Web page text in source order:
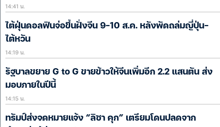
14:41 น.
ไต้ฝุ่นดอลฟินจ่อขึ้นฝั่งจีน 9-10 ส.ค. หลังพัดถล่มญี่ปุ่น-
ไต้หวัน
14:19 น.
รัฐบาลขยาย G to G ขายข้าวให้จีนเพิ่มอีก 2.2 แสนตัน ส่ง
มอบภายในปีนี้
14:15 น.
ทรัมป์ส่งจดหมายแจ้ง “ลิซา คุก” เตรียมโดนปลดจาก